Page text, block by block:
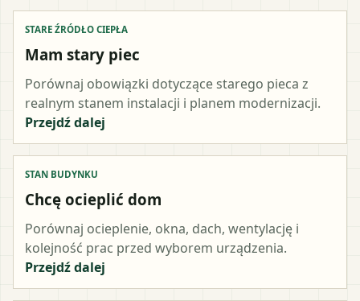
STARE ŹRÓDŁO CIEPŁA
Mam stary piec
Porównaj obowiązki dotyczące starego pieca z
realnym stanem instalacji i planem modernizacji.
Przejdź dalej
STAN BUDYNKU
Chcę ocieplić dom
Porównaj ocieplenie, okna, dach, wentylację i
kolejność prac przed wyborem urządzenia.
Przejdź dalej